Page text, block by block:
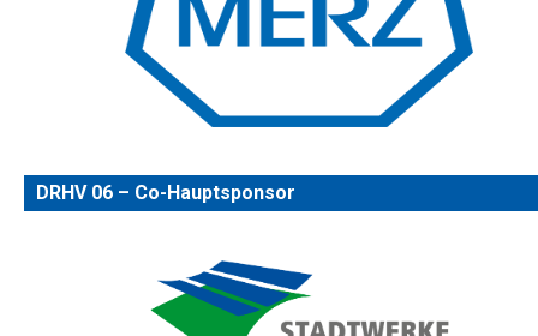
DRHV 06 – Co-Hauptsponsor